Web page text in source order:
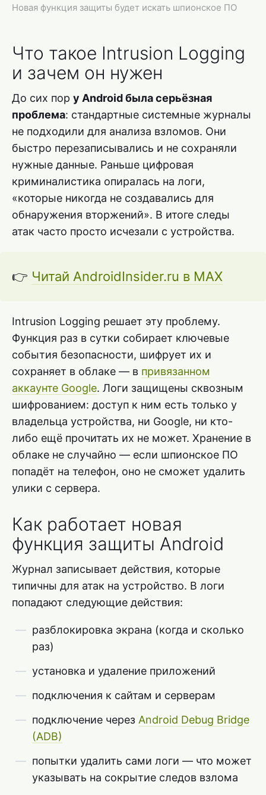
Новая функция защиты будет искать шпионское ПО
Что такое Intrusion Logging
и зачем он нужен
До сих пор у Android была серьёзная
проблема: стандартные системные журналы
не подходили для анализа взломов. Они
быстро перезаписывались и не сохраняли
нужные данные. Раньше цифровая
криминалистика опиралась на логи,
«которые никогда не создавались для
обнаружения вторжений». В итоге следы
атак часто просто исчезали с устройства.
👉 Читай AndroidInsider.ru в MAX
Intrusion Logging решает эту проблему.
Функция раз в сутки собирает ключевые
события безопасности, шифрует их и
сохраняет в облаке — в привязанном
аккаунте Google. Логи защищены сквозным
шифрованием: доступ к ним есть только у
владельца устройства, ни Google, ни кто-
либо ещё прочитать их не может. Хранение в
облаке не случайно — если шпионское ПО
попадёт на телефон, оно не сможет удалить
улики с сервера.
Как работает новая
функция защиты Android
Журнал записывает действия, которые
типичны для атак на устройство. В логи
попадают следующие действия:
разблокировка экрана (когда и сколько
раз)
установка и удаление приложений
подключения к сайтам и серверам
подключение через Android Debug Bridge
(ADB)
попытки удалить сами логи — что может
указывать на сокрытие следов взлома